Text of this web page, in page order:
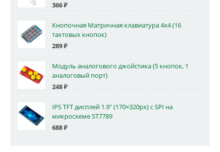
366₽
Кнопочная Матричная клавиатура 4x4 (16
тактовых кнопок)
289₽
Модуль аналогового джойстика (5 кнопок, 1
аналоговый порт)
248₽
IPS TFT дисплей 1.9" (170×320px) с SPI на
микросхеме ST7789
688₽